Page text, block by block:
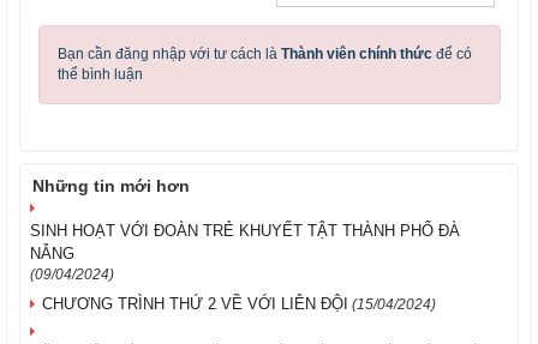
Bạn cần đăng nhập với tư cách là Thành viên chính thức để có
thể bình luận
Những tin mới hơn
SINH HOẠT VỚI ĐOÀN TRẺ KHUYẾT TẬT THÀNH PHỐ ĐÀ
NẴNG
(09/04/2024)
CHƯƠNG TRÌNH THỨ 2 VỀ VỚI LIÊN ĐỘI (15/04/2024)